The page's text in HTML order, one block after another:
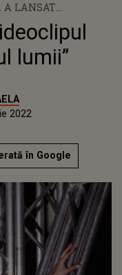
A LANSAT
PIESEI
LUMII”
lumii”
2022
în Google